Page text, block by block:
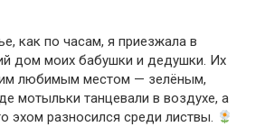
как по часам, я приезжала в
дом моих бабушки и дедушки. Их
любимым местом — зелёным,
мотыльки танцевали в воздухе, а
эхом разносился среди листвы.